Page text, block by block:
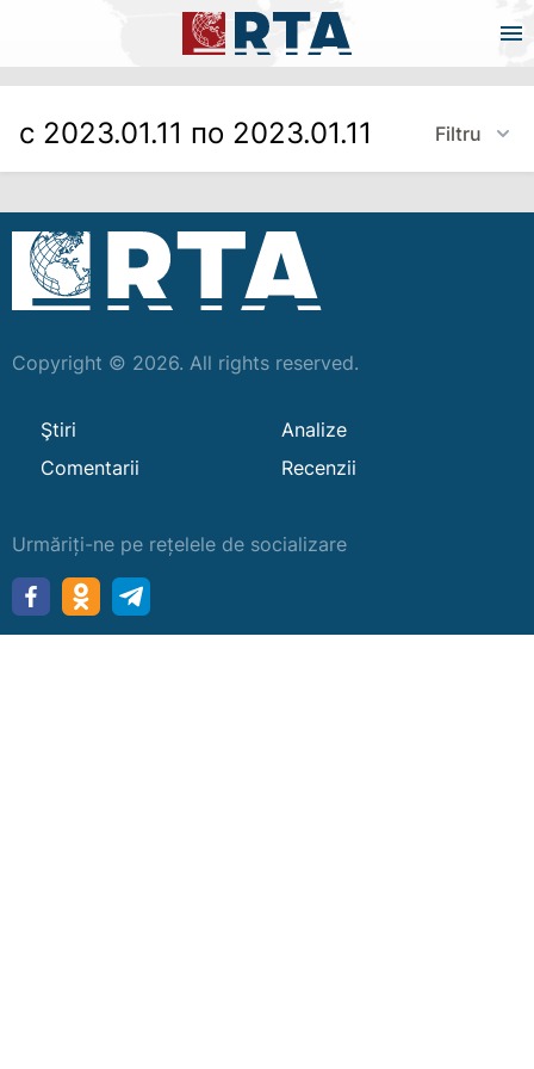
с 2023.01.11 по 2023.01.11 Filtru
Copyright © 2026. All rights reserved.
Ştiri
Analize
Comentarii
Recenzii
Urmăriți-ne pe rețelele de socializare